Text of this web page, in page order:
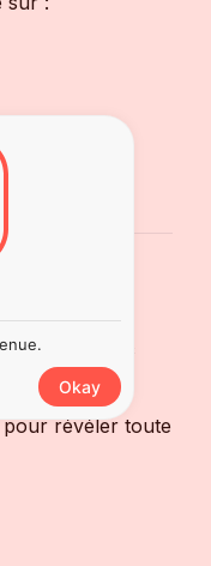
à cognac
pour révéler toute
Okay